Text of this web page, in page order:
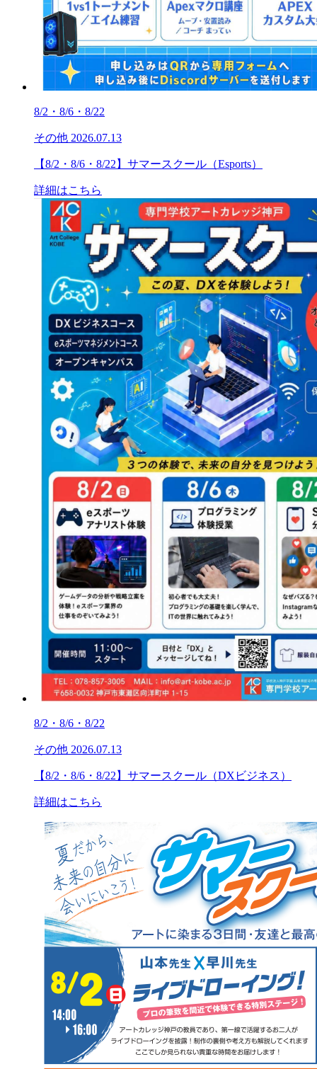
8/2・8/6・8/22
その他 2026.07.13
【8/2・8/6・8/22】サマースクール（Esports）
詳細はこちら
8/2・8/6・8/22
その他 2026.07.13
【8/2・8/6・8/22】サマースクール（DXビジネス）
詳細はこちら